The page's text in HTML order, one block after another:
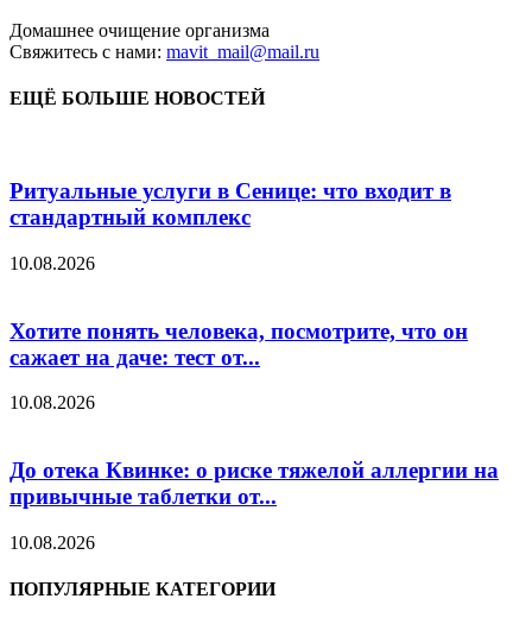
Домашнее очищение организма
Свяжитесь с нами: mavit_mail@mail.ru
ЕЩЁ БОЛЬШЕ НОВОСТЕЙ
Ритуальные услуги в Сенице: что входит в
стандартный комплекс
10.08.2026
Хотите понять человека, посмотрите, что он
сажает на даче: тест от...
10.08.2026
До отека Квинке: о риске тяжелой аллергии на
привычные таблетки от...
10.08.2026
ПОПУЛЯРНЫЕ КАТЕГОРИИ